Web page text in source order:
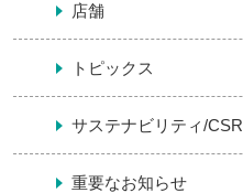
店舗
トピックス
サステナビリティ/CSR
重要なお知らせ